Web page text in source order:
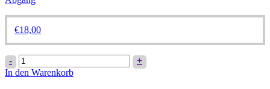
€18,00
-
SOUVIGNIER
GRIS
+
In den Warenkorb